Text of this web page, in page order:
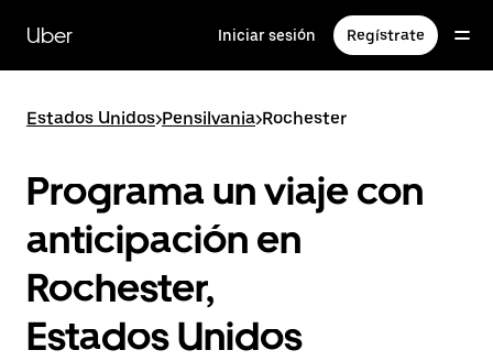
contenido
principal
Uber Iniciar sesión Regístrate
Estados Unidos>Pensilvania>Rochester
Programa un viaje con
anticipación en
Rochester,
Estados Unidos